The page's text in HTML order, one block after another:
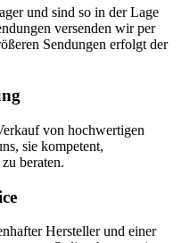
und sind so in der Lage
versenden wir per
Sendungen erfolgt der
von hochwertigen
sie kompetent,
beraten.
Hersteller und einer